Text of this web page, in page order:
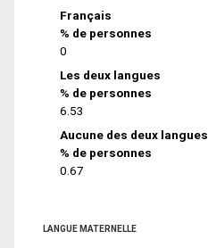
Français
% de personnes
0
Les deux langues
% de personnes
6.53
Aucune des deux langues
% de personnes
0.67
LANGUE MATERNELLE